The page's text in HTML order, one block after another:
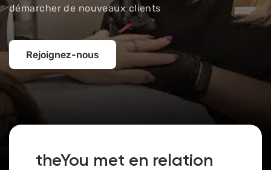
démarcher de nouveaux clients
Rejoignez-nous
theYou met en relation